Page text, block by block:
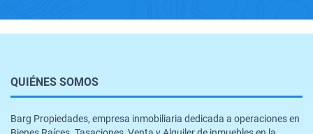
QUIÉNES SOMOS
Barg Propiedades, empresa inmobiliaria dedicada a operaciones en